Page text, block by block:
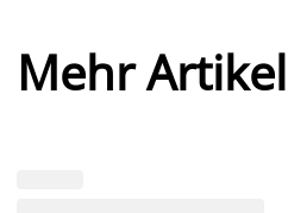
Mehr